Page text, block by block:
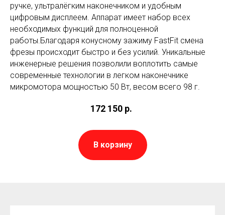
ручке, ультралёгким наконечником и удобным
цифровым дисплеем. Аппарат имеет набор всех
необходимых функций для полноценной
работы.Благодаря конусному зажиму FastFit смена
фрезы происходит быстро и без усилий. Уникальные
инженерные решения позволили воплотить самые
современные технологии в легком наконечнике
микромотора мощностью 50 Вт, весом всего 98 г.
172 150 р.
В корзину